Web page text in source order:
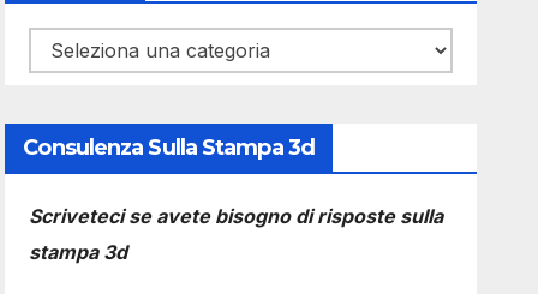
Categorie
Consulenza Sulla Stampa 3d
Scriveteci se avete bisogno di risposte sulla
stampa 3d